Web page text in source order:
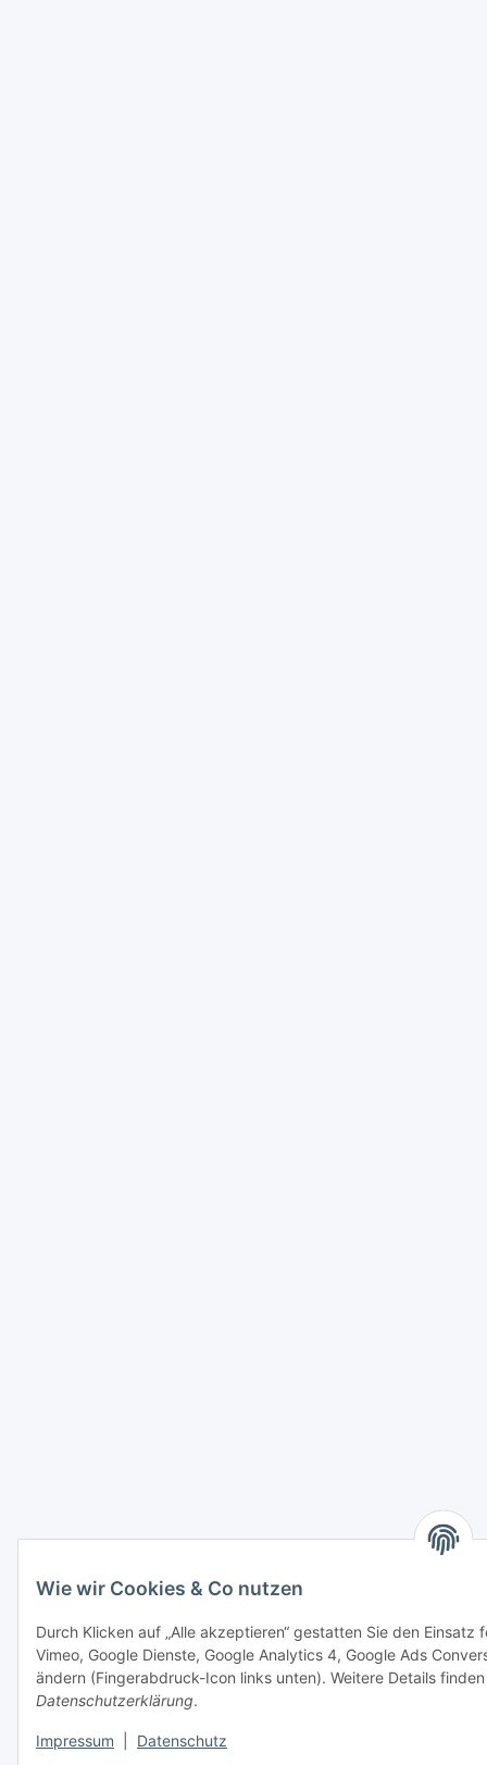
Wie wir Cookies & Co nutzen
Durch Klicken auf „Alle akzeptieren“ gestatten Sie den
Vimeo, Google Dienste, Google Analytics 4, Google Ads
ändern (Fingerabdruck-Icon links unten). Weitere Details
Datenschutzerklärung.
Impressum Datenschutz